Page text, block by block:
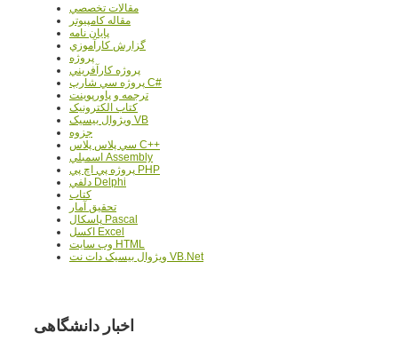
مقالات تخصصي
مقاله کامپیوتر
پایان نامه
گزارش کارآموزي
پروژه
پروژه کارآفريني
پروژه سي شارپ C#
ترجمه و پاورپوينت
کتاب الکترونيک
ويژوال بيسيک VB
جزوه
سي پلاس پلاس C++
اسمبلي Assembly
پروژه پي اچ پي PHP
دلفي Delphi
کتاب
تحقيق آمار
پاسکال Pascal
اکسل Excel
وب سايت HTML
ويژوال بيسيک دات نت VB.Net
اخبار دانشگاهی